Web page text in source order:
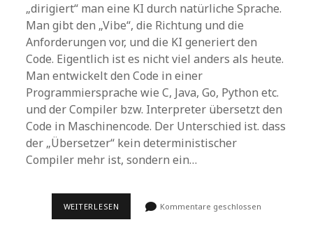
„dirigiert“ man eine KI durch natürliche Sprache.
Man gibt den „Vibe“, die Richtung und die
Anforderungen vor, und die KI generiert den
Code. Eigentlich ist es nicht viel anders als heute.
Man entwickelt den Code in einer
Programmiersprache wie C, Java, Go, Python etc.
und der Compiler bzw. Interpreter übersetzt den
Code in Maschinencode. Der Unterschied ist. dass
der „Übersetzer“ kein deterministischer
Compiler mehr ist, sondern ein…
WEITERLESEN Kommentare geschlossen